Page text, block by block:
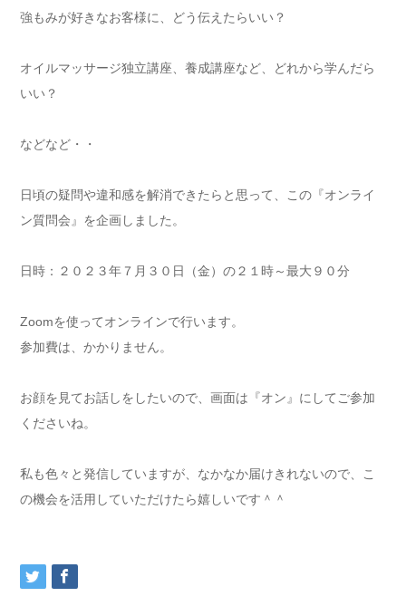
強もみが好きなお客様に、どう伝えたらいい？
オイルマッサージ独立講座、養成講座など、どれから学んだら
いい？
などなど・・
日頃の疑問や違和感を解消できたらと思って、この『オンライ
ン質問会』を企画しました。
日時：２０２３年７月３０日（金）の２１時～最大９０分
Zoomを使ってオンラインで行います。
参加費は、かかりません。
お顔を見てお話しをしたいので、画面は『オン』にしてご参加
くださいね。
私も色々と発信していますが、なかなか届けきれないので、こ
の機会を活用していただけたら嬉しいです＾＾